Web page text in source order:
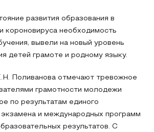
развития образования в
короновируса необходимость
вывели на новый уровень
детей грамоте и родному языку.
Поливанова отмечают тревожное
грамотности молодежи
по результатам единого
экзамена и международных программ
результатов. С